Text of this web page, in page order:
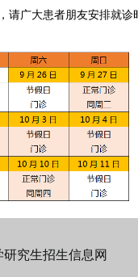
请广大患者朋友安排就诊
究生招生信息网